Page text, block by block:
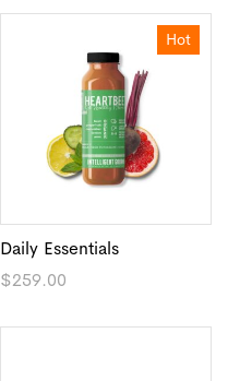
Hot
Daily Essentials
$259.00